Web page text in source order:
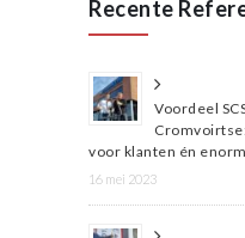
Recente
Voordeel
voor klanten én
16 mei 2023